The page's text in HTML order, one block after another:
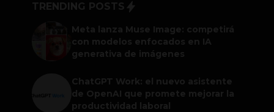
TRENDING POSTS
Meta lanza Muse Image: competirá
con modelos enfocados en IA
generativa de imágenes
ChatGPT Work: el nuevo asistente
de OpenAI que promete mejorar la
productividad laboral